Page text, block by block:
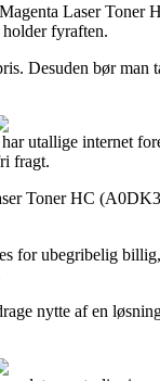
Laser
fyraften.
Desuden bør
utallige internet
fragt.
Toner HC
for ubegribelig
nytte af en